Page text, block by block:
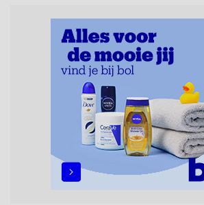
zonder afspraak terecht kunt. De
kunnen uw haren wassen, knippen,
maar ook helpen met extensions,
opsteken, weave, een
permanent, een bruidkapsel, make-
epileren,
een baard en pruiken. U kunt de
filteren met behulp van de